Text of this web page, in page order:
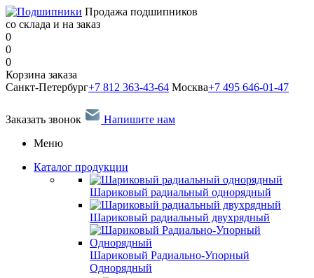
Продажа подшипников
со склада и на заказ
0
0
0
Корзина заказа
Санкт-Петербург+7 812 363-43-64 Москва+7 495 646-01-47
Заказать звонок
Напишите нам
Меню
Каталог продукции
Шариковый радиальный однорядный
Шариковый радиальный двухрядный
Шариковый Радиально-Упорный
Однорядный